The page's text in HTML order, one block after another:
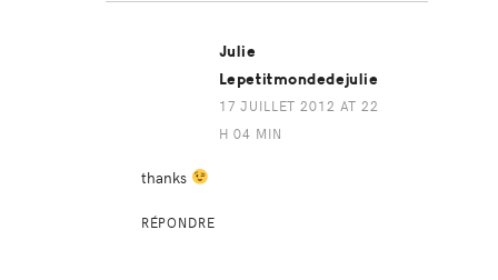
Julie
Lepetitmondedejulie
17 JUILLET 2012 AT 22
H 04 MIN
thanks
RÉPONDRE